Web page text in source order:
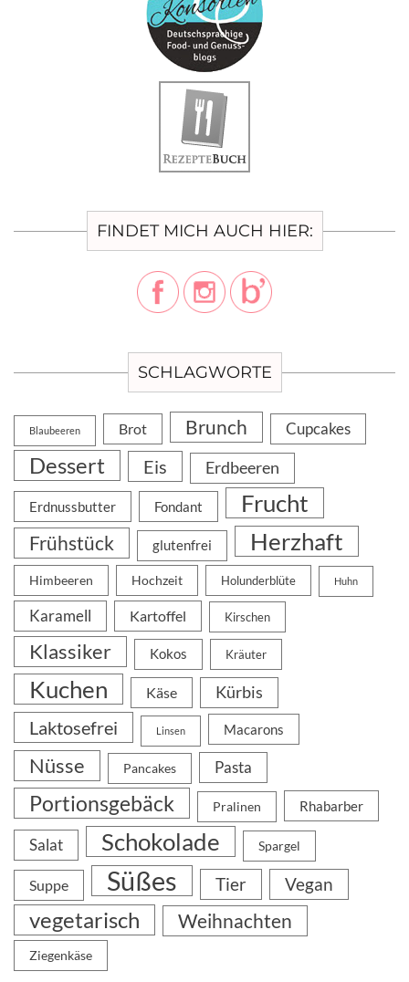
FINDET MICH AUCH HIER:
SCHLAGWORTE
Blaubeeren Brot Brunch Cupcakes
Dessert Eis Erdbeeren
Erdnussbutter Fondant Frucht
Frühstück glutenfrei Herzhaft
Himbeeren Hochzeit Holunderblüte Huhn
Karamell Kartoffel Kirschen
Klassiker Kokos Kräuter
Kuchen Käse Kürbis
Laktosefrei Linsen Macarons
Nüsse Pancakes Pasta
Portionsgebäck Pralinen Rhabarber
Salat Schokolade Spargel
Suppe Süßes Tier Vegan
vegetarisch Weihnachten
Ziegenkäse